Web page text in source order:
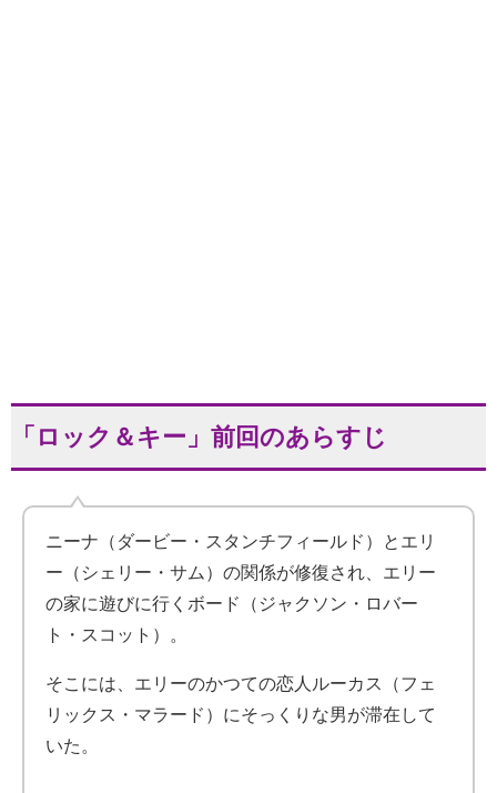
「ロック＆キー」前回のあらすじ
ニーナ（ダービー・スタンチフィールド）とエリ
ー（ シェリー・サム ）の関係が修復され、エリー
の家に遊びに行くボード（ジャクソン・ロバー
ト・スコット）。
そこには、エリーのかつての恋人ルーカス
（フェ
リックス・マラード） にそっくりな男が滞在して
いた。